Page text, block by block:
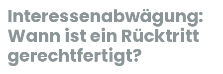
Interessenabwägung:
Wann ist ein Rücktritt
gerechtfertigt?